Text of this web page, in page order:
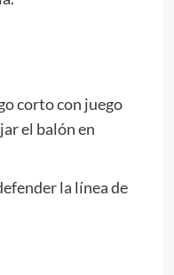
corto con juego
el balón en
la línea de